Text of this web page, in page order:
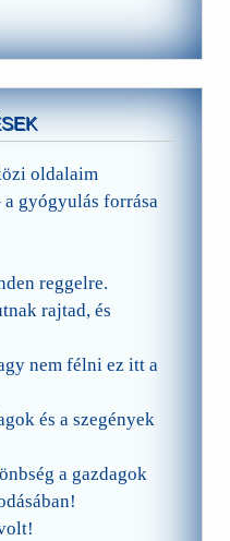
oldalaim
gyógyulás forrása
reggelre.
rajtad, és
nem félni ez itt a
és a szegények
a gazdagok